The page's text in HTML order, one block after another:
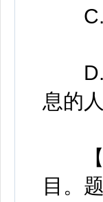
C.人
D.人
息的
【解
目。